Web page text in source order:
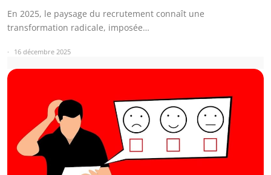
En 2025, le paysage du recrutement connaît une
transformation radicale, imposée…
16 décembre 2025